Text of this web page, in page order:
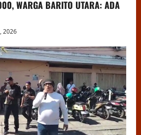
WARGA BARITO UTARA: ADA
2026